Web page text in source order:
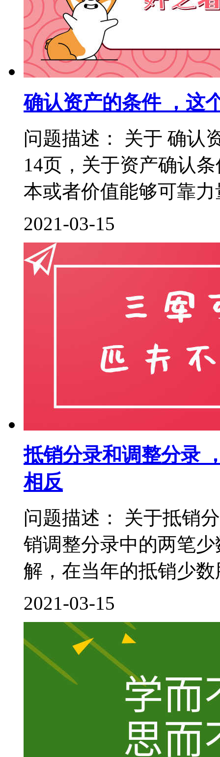
确认资产的条件 ，这
问题描述： 关于 确认
14页，关于资产确认
本或者价值能够可靠
2021-03-15
抵销分录和调整分录
相反
问题描述： 关于抵销
销调整分录中的两笔
解，在当年的抵销少
2021-03-15